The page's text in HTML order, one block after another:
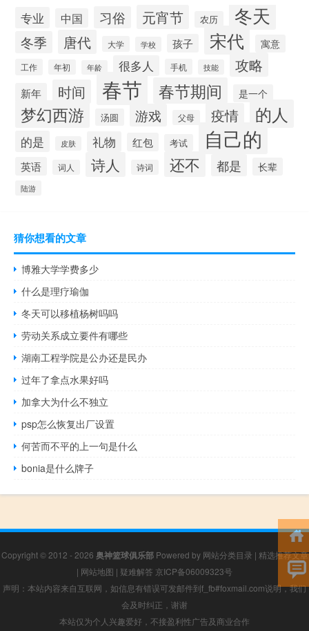
专业 中国 习俗 元宵节 农历 冬天
冬季 唐代 大学 学校 孩子 宋代 寓意
工作 年初 年龄 很多人 手机 技能 攻略
新年 时间 春节 春节期间 是一个
梦幻西游 汤圆 游戏 父母 疫情 的人
的是 皮肤 礼物 红包 考试 自己的
英语 词人 诗人 诗词 还不 都是 长辈
陆游
猜你想看的文章
博雅大学学费多少
什么是理疗瑜伽
冬天可以移植杨树吗吗
劳动关系成立要件有哪些
湖南工程学院是公办还是民办
过年了拿点水果好吗
加拿大为什么不独立
psp怎么恢复出厂设置
何苦而不平的上一句是什么
bonia是什么牌子
Copyright © 2012 - 2026 奥神篮球俱乐部Powered by 网站分类目录 | 精选推荐文章
| 网站地图 | 疑难解答 京ICP备06009323号
声明：本站内容来自互联网，如信息有错误可发邮件到f_fb#foxmail.com说明，我们
会及时纠正，谢谢
本站仅为个人兴趣爱好，不接盈利性广告及商业合作